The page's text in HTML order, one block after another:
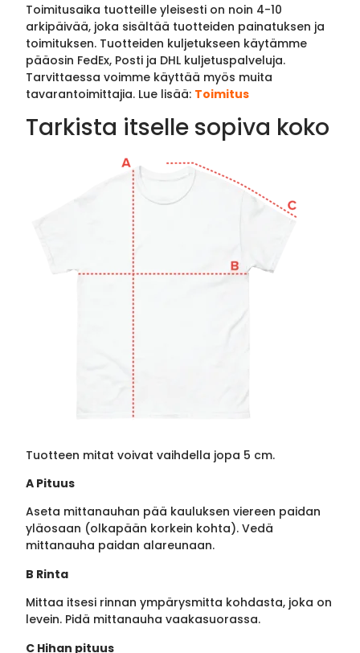
Toimitusaika tuotteille yleisesti on noin 4-10
arkipäivää, joka sisältää tuotteiden painatuksen ja
toimituksen. Tuotteiden kuljetukseen käytämme
pääosin FedEx, Posti ja DHL kuljetuspalveluja.
Tarvittaessa voimme käyttää myös muita
tavarantoimittajia. Lue lisää: Toimitus
Tarkista itselle sopiva koko
Tuotteen mitat voivat vaihdella jopa 5 cm.
A Pituus
Aseta mittanauhan pää kauluksen viereen paidan
yläosaan (olkapään korkein kohta). Vedä
mittanauha paidan alareunaan.
B Rinta
Mittaa itsesi rinnan ympärysmitta kohdasta, joka on
levein. Pidä mittanauha vaakasuorassa.
C Hihan pituus